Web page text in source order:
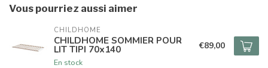
Vous pourriez aussi aimer
CHILDHOME
CHILDHOME SOMMIER POUR
LIT TIPI 70x140
En stock
€89,00